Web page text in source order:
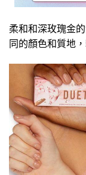
柔和和深玫瑰金
同的顏色和質地